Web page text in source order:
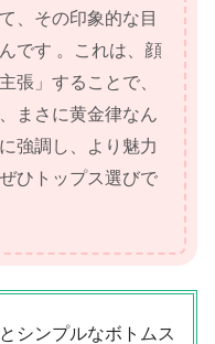
、その印象的な目
です 。これは、顔
張」することで、
まさに黄金律なん
強調し、より魅力
ひトップス選びで
シンプルなボトムス